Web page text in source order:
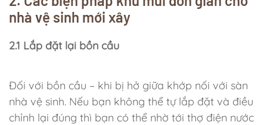
nhà vệ sinh mới xây
2.1 Lắp đặt lại bồn cầu
Đối với bồn cầu – khi bị hở giữa khớp nối với sàn
nhà vệ sinh. Nếu bạn không thể tự lắp đặt và điều
chỉnh lại đúng thì bạn có thể nhờ tới thợ điện nước